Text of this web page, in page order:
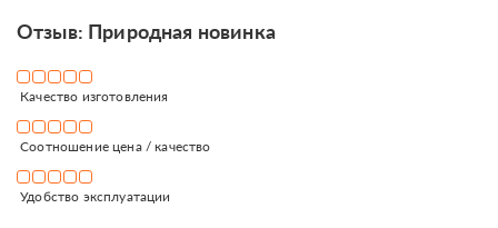
Отзыв: Природная новинка
Качество изготовления
Соотношение цена / качество
Удобство эксплуатации